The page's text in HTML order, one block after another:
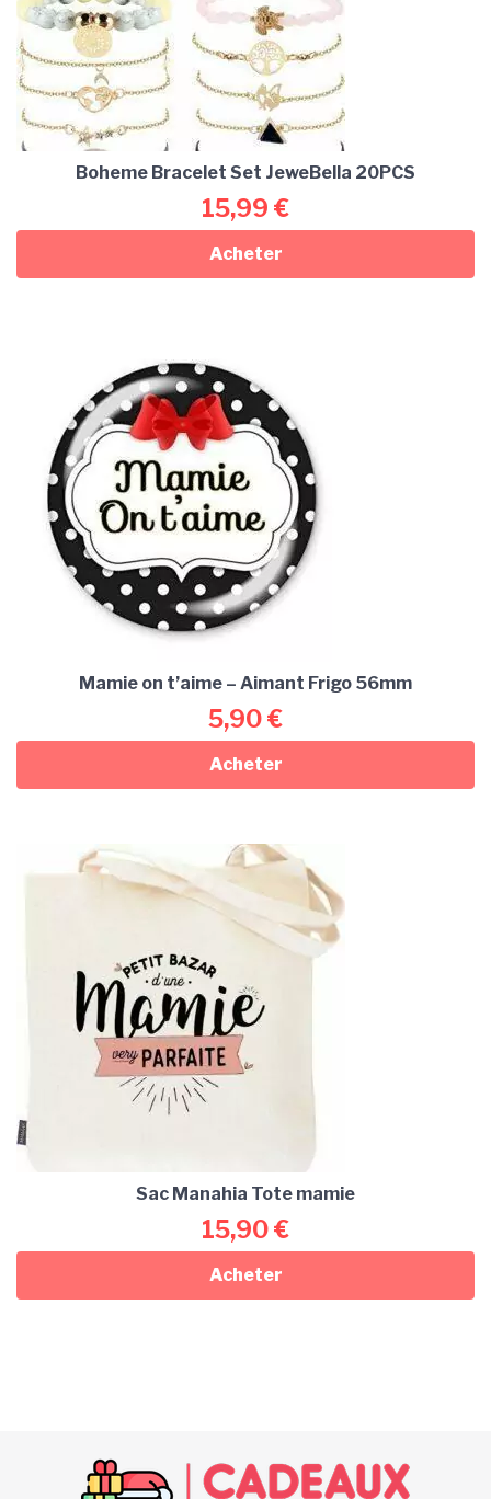
Boheme Bracelet Set JeweBella 20PCS
15,99 €
Acheter
Mamie on t’aime – Aimant Frigo 56mm
5,90€
Acheter
Sac Manahia Tote mamie
15,90€
Acheter